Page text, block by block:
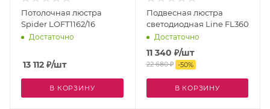
Потолочная люстра
Spider LOFT1162/16
Достаточно
13 112 ₽/шт
В КОРЗИНУ
Подвесная люстра
светодиодная Line FL360
Достаточно
11 340 ₽/шт
22 680₽ -50%
В КОРЗИНУ